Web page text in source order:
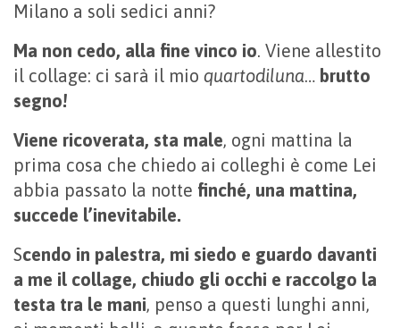
Milano a soli sedici anni?
Ma non cedo, alla fine vinco io. Viene allestito
il collage: ci sarà il mio quartodiluna… brutto
segno!
Viene ricoverata, sta male, ogni mattina la
prima cosa che chiedo ai colleghi è come Lei
abbia passato la notte finché, una mattina,
succede l’inevitabile.
Scendo in palestra, mi siedo e guardo davanti
a me il collage, chiudo gli occhi e raccolgo la
testa tra le mani, penso a questi lunghi anni,